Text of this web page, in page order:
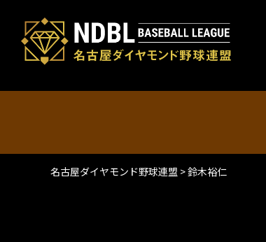
名古屋ダイヤモンド野球連盟 >鈴木裕仁